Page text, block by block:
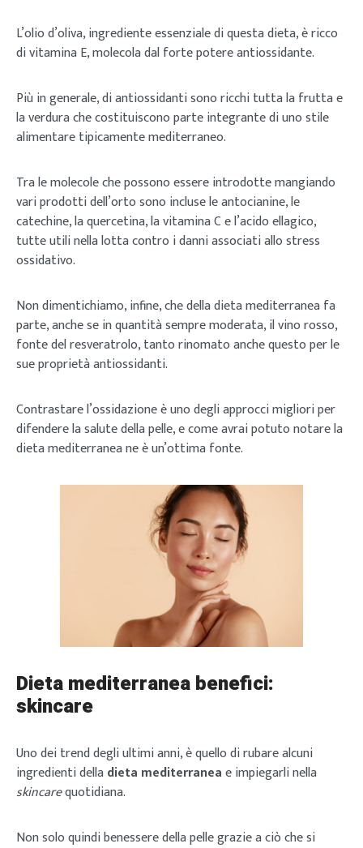
L’olio d’oliva, ingrediente essenziale di questa dieta, è ricco
di vitamina E, molecola dal forte potere antiossidante.
Più in generale, di antiossidanti sono ricchi tutta la frutta e
la verdura che costituiscono parte integrante di uno stile
alimentare tipicamente mediterraneo.
Tra le molecole che possono essere introdotte mangiando
vari prodotti dell’orto sono incluse le antocianine, le
catechine, la quercetina, la vitamina C e l’acido ellagico,
tutte utili nella lotta contro i danni associati allo stress
ossidativo.
Non dimentichiamo, infine, che della dieta mediterranea fa
parte, anche se in quantità sempre moderata, il vino rosso,
fonte del resveratrolo, tanto rinomato anche questo per le
sue proprietà antiossidanti.
Contrastare l’ossidazione è uno degli approcci migliori per
difendere la salute della pelle, e come avrai potuto notare la
dieta mediterranea ne è un’ottima fonte.
Dieta mediterranea benefici:
skincare
Uno dei trend degli ultimi anni, è quello di rubare alcuni
ingredienti delladieta mediterraneae impiegarli nella
skincarequotidiana.
Non solo quindi benessere della pelle grazie a ciò che si